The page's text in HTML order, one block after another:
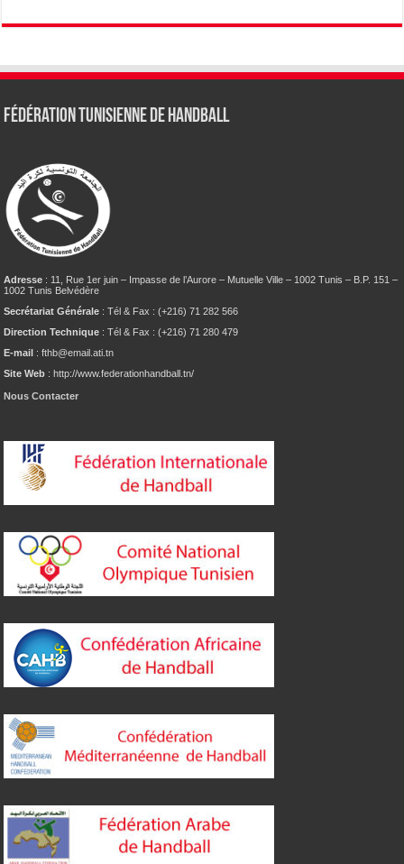
Fédération tunisienne de Handball
Adresse : 11, Rue 1er juin – Impasse de l’Aurore – Mutuelle Ville – 1002 Tunis – B.P. 151 –
1002 Tunis Belvédère
Secrétariat Générale : Tél & Fax : (+216) 71 282 566
Direction Technique : Tél & Fax : (+216) 71 280 479
E-mail : fthb@email.ati.tn
Site Web : http://www.federationhandball.tn/
Nous Contacter